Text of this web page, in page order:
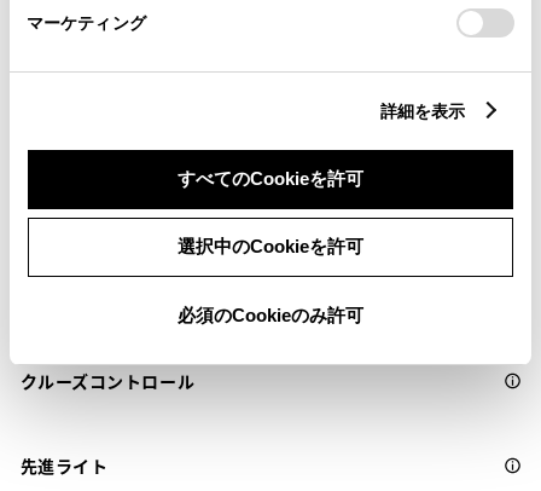
マーケティング
詳細を表示
すべてのCookieを許可
選択中のCookieを許可
必須のCookieのみ許可
サポカー
サポカーS
衝突被害軽減ブレーキ
Toyota Safety Sense・Lexus Safety Systemのﾌﾟﾘｸﾗｯｼｭｾｰﾌﾃｨ
（対車両・歩行者）
クルーズコントロール
先進ライト